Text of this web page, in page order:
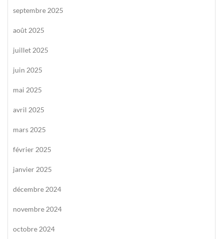
septembre 2025
août 2025
juillet 2025
juin 2025
mai 2025
avril 2025
mars 2025
février 2025
janvier 2025
décembre 2024
novembre 2024
octobre 2024